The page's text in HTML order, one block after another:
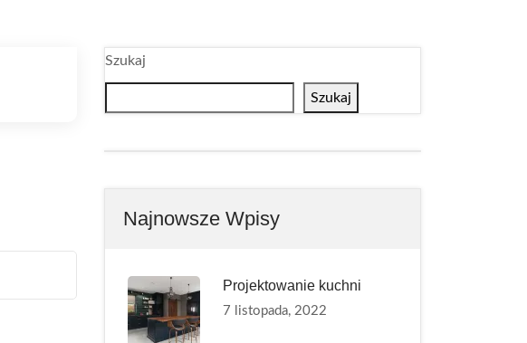
Szukaj
Szukaj
Najnowsze Wpisy
Projektowanie kuchni
7 listopada, 2022